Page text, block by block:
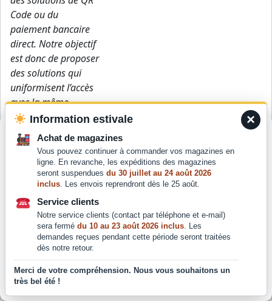
Pour offrir les meilleures expériences, nous utilisons des technologies
telles que les cookies pour stocker et/ou accéder aux informations des
appareils. Le fait de consentir à ces technologies nous permettra de
traiter des données telles que le comportement de navigation ou les ID
uniques sur ce site. Le fait de ne pas consentir ou de retirer son
consentement peut avoir un effet négatif sur certaines caractéristiques
et fonctions.
Accepter
Code ou du
paiement bancaire
direct. Notre objectif
est donc de proposer
des solutions qui
uniformisent l’accès
avec la même
performance quel
que soit le support
utilisé », expose-t-il.
La fluidité du
parcours est
également
évoquée parEric
PDG de RATP
Smart Systems.
Pour lui, le MaaS
doit répondre aux
attentes de
×
Information estivale
Achat de magazines
Vous pouvez continuer à commander vos magazines en
ligne. En revanche, les expéditions des magazines
seront suspendues du 30 juillet au 24 août 2026
inclus. Les envois reprendront dès le 25 août.
Service clients
Notre service clients (contact par téléphone et e-mail)
sera fermé du 10 au 23 août 2026 inclus. Les
demandes reçues pendant cette période seront traitées
dès notre retour.
Merci de votre compréhension. Nous vous souhaitons un
très bel été !